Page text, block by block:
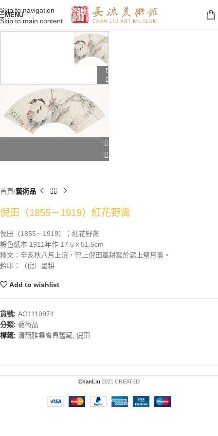
Skip to navigation
Skip to main content
MENU
首頁 藝術品
倪田（1855－1919）紅花野禽
倪田（1855－1919）；紅花野禽
設色紙本 1911年作 17.5ｘ51.5cm
釋文：辛亥秋八月上浣，邗上倪田墨耕寫於滬上璧月盦。
鈐印：（倪）墨耕
Add to wishlist
貨號: AO1110974
分類: 藝術品
標籤: 清翫雅集會員舊藏 倪田
ChanLiu 2021 CREATED